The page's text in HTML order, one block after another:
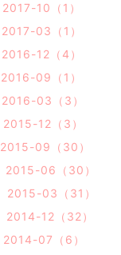
2017-10（1）
2017-03（1）
2016-12（4）
2016-09（1）
2016-03（3）
2015-12（3）
2015-09（30）
2015-06（30）
2015-03（31）
2014-12（32）
2014-07（6）